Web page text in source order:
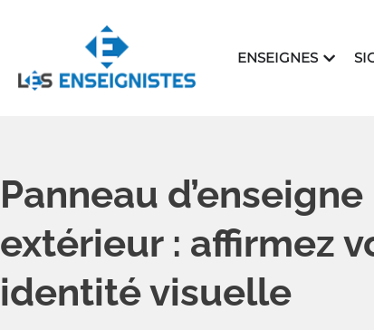
ENSEIGNES
Panneau d’enseigne
extérieur : affirmez
identité visuelle